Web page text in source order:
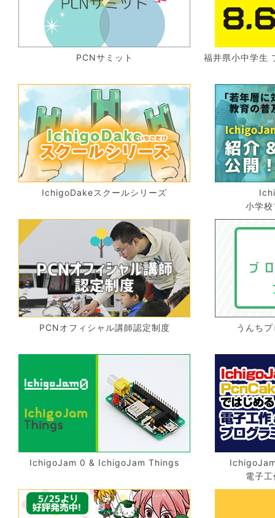
PCNサミット 福井県小中学生
IchigoDakeスクールシリーズ
小学
PCNオフィシャル講師認定制度 うんち
IchigoJam 0 & IchigoJam Things
電子